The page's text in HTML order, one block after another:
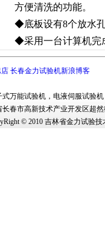
方便清洗的功能。
◆底板设有8个放水
◆采用一台计算机完
长春金力试验机新浪博客
式万能试验机， 电液伺服试验机
长春市高新技术产业开发区超然
© 2010 吉林省金力试验技